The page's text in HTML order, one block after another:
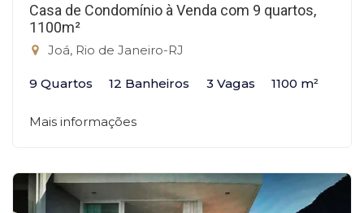
Casa de Condomínio à Venda com 9 quartos,
1100m²
Joá, Rio de Janeiro-RJ
9 Quartos 12 Banheiros 3 Vagas 1100 m²
Mais informações